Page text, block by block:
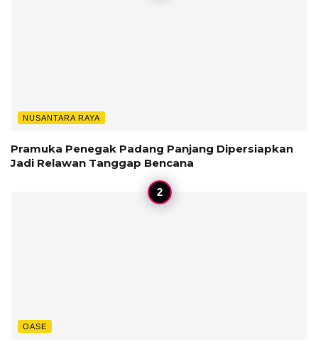
NUSANTARA RAYA
Pramuka Penegak Padang Panjang Dipersiapkan
Jadi Relawan Tanggap Bencana
OASE